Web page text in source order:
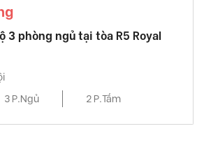
3 phòng ngủ tại tòa R5 Royal
3 P.Ngủ 2 P.Tắm